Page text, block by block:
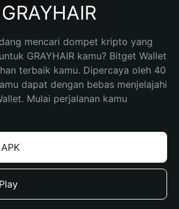
mencari dompet kripto yang
GRAYHAIR kamu? Bitget Wallet
terbaik kamu. Dipercaya oleh 40
dapat dengan bebas menjelajahi
Mulai perjalanan kamu